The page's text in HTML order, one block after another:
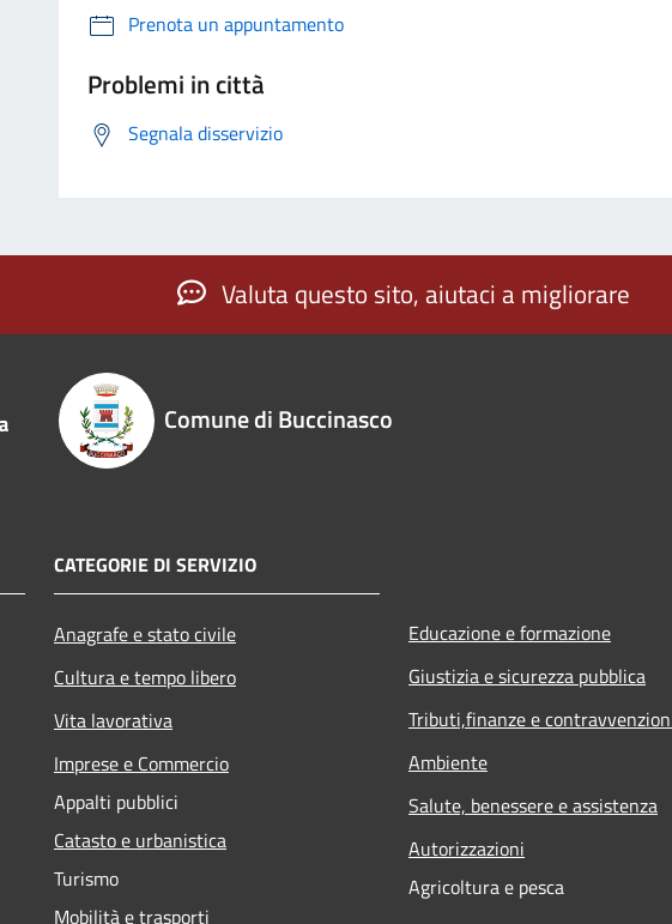
Prenota un appuntamento
Problemi in città
Segnala disservizio
Valuta questo sito, aiutaci a migliorare
Comune di Buccinasco
CATEGORIE DI SERVIZIO
Anagrafe e stato civile
Cultura e tempo libero
Vita lavorativa
Imprese e Commercio
Appalti pubblici
Catasto e urbanistica
Turismo
Mobilità e trasporti
Educazione e formazione
Giustizia e sicurezza pubblica
Tributi,finanze e
Ambiente
Salute, benessere e assistenza
Autorizzazioni
Agricoltura e pesca